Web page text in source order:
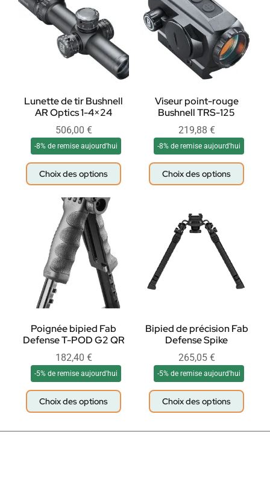
Lunette de tir Bushnell
AR Optics 1-4×24
506,00 €
-8% de remise aujourd'hui
Choix des options
Viseur point-rouge
Bushnell TRS-125
219,88 €
-8% de remise aujourd'hui
Choix des options
Poignée bipied Fab
Defense T-POD G2 QR
182,40 €
-5% de remise aujourd'hui
Choix des options
Bipied de précision Fab
Defense Spike
265,05 €
-5% de remise aujourd'hui
Choix des options